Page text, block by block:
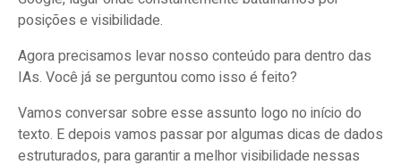
Hora de dizer adeus aos redirects 301 mais
antigos
Conteúdo consolidado é melhor que muito
conteúdo
É mais importante do que nunca fazer SEO
posições e visibilidade.
Agora precisamos levar nosso conteúdo para dentro das
IAs. Você já se perguntou como isso é feito?
Vamos conversar sobre esse assunto logo no início do
texto. E depois vamos passar por algumas dicas de dados
estruturados, para garantir a melhor visibilidade nessas